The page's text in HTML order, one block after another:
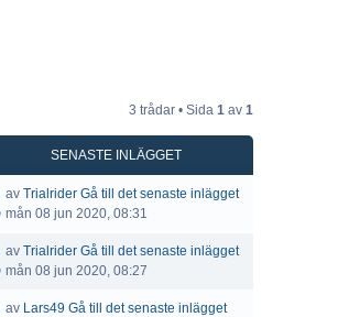
3 trådar • Sida 1 av 1
SENASTE INLÄGGET
avTrialrider Gå till det senaste inlägget
mån 08 jun 2020, 08:31
avTrialrider Gå till det senaste inlägget
mån 08 jun 2020, 08:27
av Lars49 Gå till det senaste inlägget